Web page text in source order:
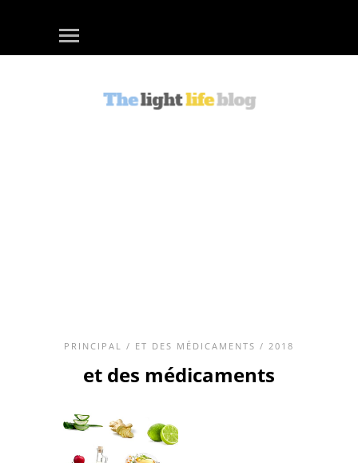
PRINCIPAL / ET DES MÉDICAMENTS / 2018
et des médicaments